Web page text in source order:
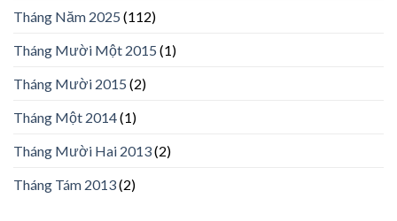
Tháng Năm 2025 (112)
Tháng Mười Một 2015 (1)
Tháng Mười 2015 (2)
Tháng Một 2014(1)
Tháng Mười Hai 2013(2)
Tháng Tám 2013(2)